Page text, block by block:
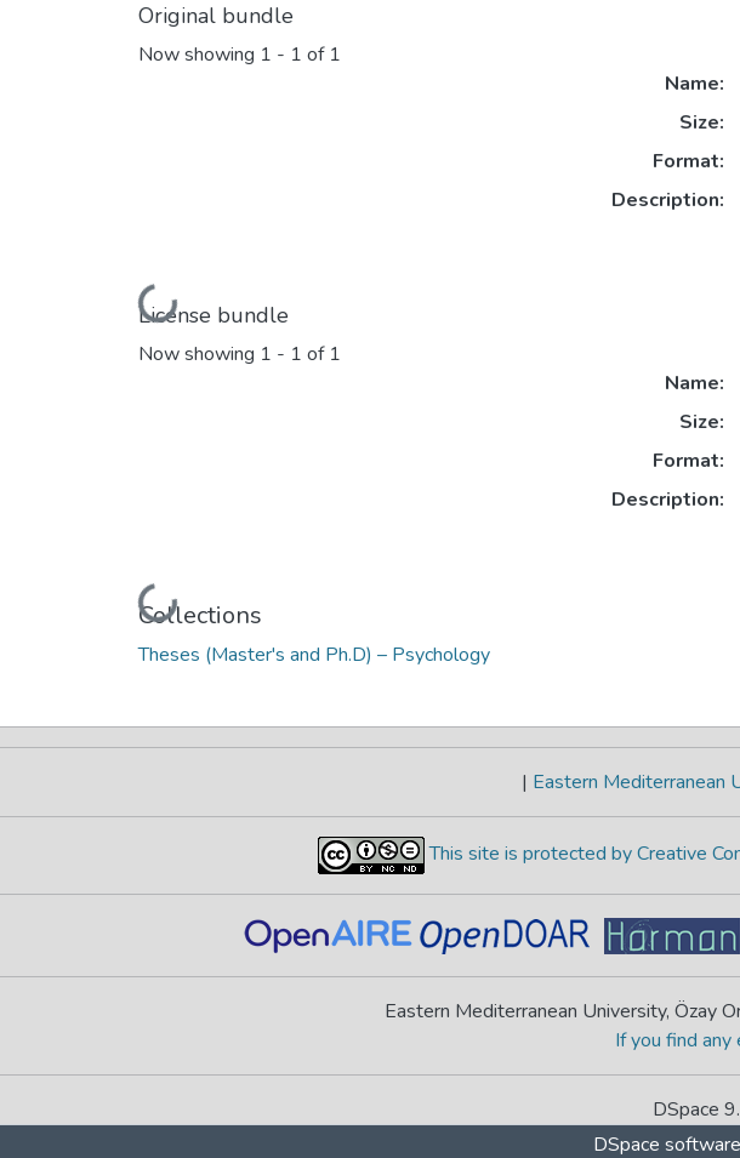
Original bundle
Now showing 1 - 1 of 1
Loading...
Name:
Size:
Format:
Description:
License bundle
Now showing 1 - 1 of 1
Loading...
Name:
Size:
Format:
Description:
Collections
Theses (Master's and Ph.D) – Psychology
| Eastern Mediterranean
This site is protected by Creative
Eastern Mediterranean University, Özay
If you find
DSpace
DSpace software